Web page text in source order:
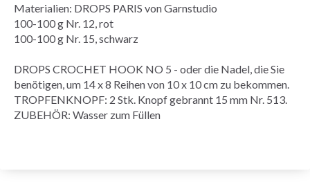
Materialien: DROPS PARIS von Garnstudio
100-100 g Nr. 12, rot
100-100 g Nr. 15, schwarz
DROPS CROCHET HOOK NO 5 - oder die Nadel, die Sie
benötigen, um 14 x 8 Reihen von 10 x 10 cm zu bekommen.
TROPFENKNOPF: 2 Stk. Knopf gebrannt 15 mm Nr. 513.
ZUBEHÖR: Wasser zum Füllen